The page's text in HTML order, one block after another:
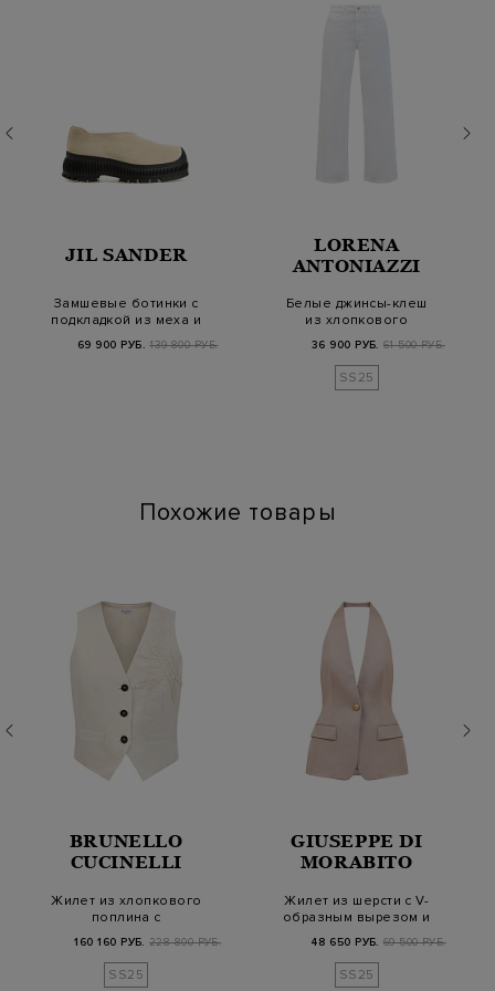
JIL SANDER
Замшевые ботинки с
подкладкой из меха и
влагозащитными…
69 900 РУБ. 139 800 РУБ.
LORENA
ANTONIAZZI
Белые джинсы-клеш
из хлопкового
денима с кожаным
патче…
36 900 РУБ. 61 500 РУБ.
SS25
Похожие товары
BRUNELLO
CUCINELLI
Жилет из хлопкового
поплина с
цепо…
160 160 РУБ. 228 800 РУБ.
SS25
GIUSEPPE DI
MORABITO
Жилет из шерсти с V-
образным вырезом и
48 650 РУБ. 69 500 РУБ.
SS25